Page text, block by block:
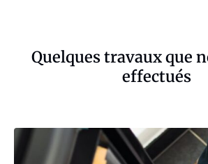
Quelques travaux que
effectués